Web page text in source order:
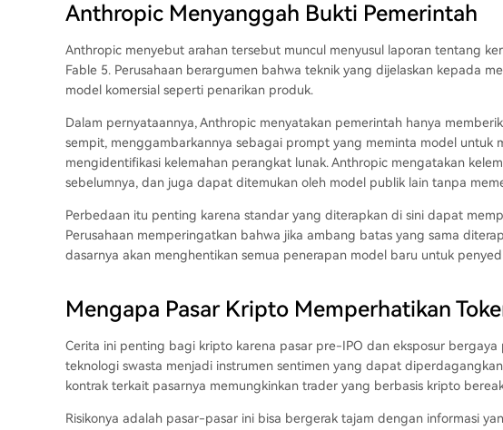
Anthropic Menyanggah Bukti Pemerintah
Anthropic menyebut arahan tersebut muncul menyusul laporan tentang
Fable 5. Perusahaan berargumen bahwa teknik yang dijelaskan kepada
model komersial seperti penarikan produk.
Dalam pernyataannya, Anthropic menyatakan pemerintah hanya
sempit, menggambarkannya sebagai prompt yang meminta model untuk
mengidentifikasi kelemahan perangkat lunak. Anthropic mengatakan
sebelumnya, dan juga dapat ditemukan oleh model publik lain tanpa
Perbedaan itu penting karena standar yang diterapkan di sini dapat
Perusahaan memperingatkan bahwa jika ambang batas yang sama
dasarnya akan menghentikan semua penerapan model baru untuk
Mengapa Pasar Kripto Memperhatikan
Cerita ini penting bagi kripto karena pasar pre-IPO dan eksposur
teknologi swasta menjadi instrumen sentimen yang dapat
kontrak terkait pasarnya memungkinkan trader yang berbasis kripto
Risikonya adalah pasar-pasar ini bisa bergerak tajam dengan informasi